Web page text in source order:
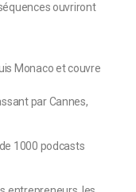
ouvriront
Monaco et couvre
par Cannes,
1000 podcasts